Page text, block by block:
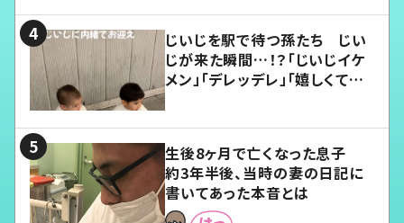
じいじを駅で待つ孫たち じい
じが来た瞬間…！？「じいじイケ
メン」「デレッデレ」「嬉しくて可
生後8ヶ月で亡くなった息子
約3年半後、当時の妻の日記に
書いてあった本音とは